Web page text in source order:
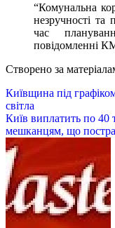
“Комунальна корпорація вибачаєтьcя за тимчасові
незручності та
час
повідомленні
Створено за
Навігація
записів
Київщина під
світла
Київ виплатить по 40
мешканцям, що